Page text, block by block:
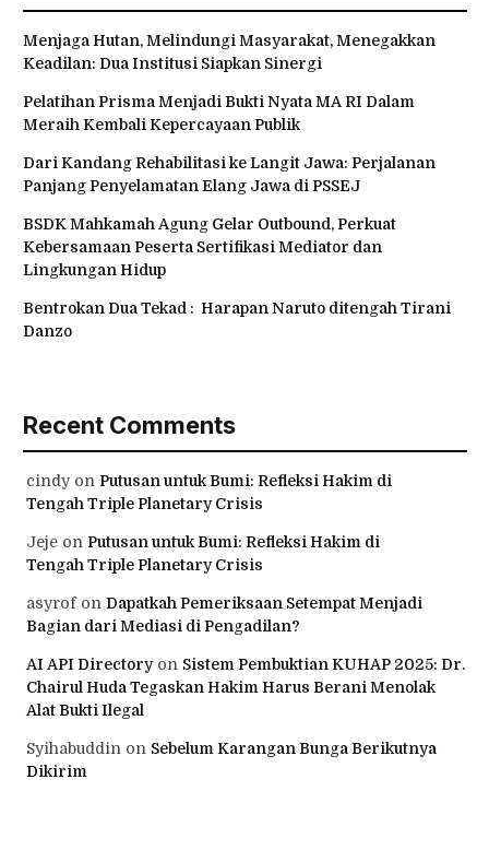
Menjaga Hutan, Melindungi Masyarakat, Menegakkan
Keadilan: Dua Institusi Siapkan Sinergi
Pelatihan Prisma Menjadi Bukti Nyata MA RI Dalam
Meraih Kembali Kepercayaan Publik
Dari Kandang Rehabilitasi ke Langit Jawa: Perjalanan
Panjang Penyelamatan Elang Jawa di PSSEJ
BSDK Mahkamah Agung Gelar Outbound, Perkuat
Kebersamaan Peserta Sertifikasi Mediator dan
Lingkungan Hidup
Bentrokan Dua Tekad : Harapan Naruto ditengah Tirani
Danzo
Recent Comments
cindyon Putusan untuk Bumi: Refleksi Hakim di
Tengah Triple Planetary Crisis
Jeje on Putusan untuk Bumi: Refleksi Hakim di
Tengah Triple Planetary Crisis
asyrofon Dapatkah Pemeriksaan Setempat Menjadi
Bagian dari Mediasi di Pengadilan?
AI API Directoryon Sistem Pembuktian KUHAP 2025: Dr.
Chairul Huda Tegaskan Hakim Harus Berani Menolak
Alat Bukti Ilegal
Syihabuddin on Sebelum Karangan Bunga Berikutnya
Dikirim